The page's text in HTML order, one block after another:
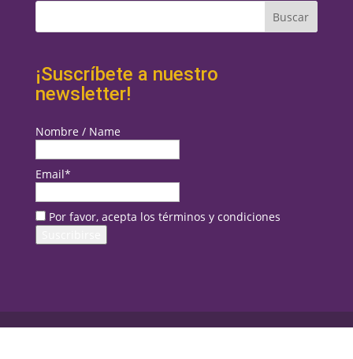
¡Suscríbete a nuestro
newsletter!
Nombre / Name
Email*
Por favor, acepta los términos y condiciones